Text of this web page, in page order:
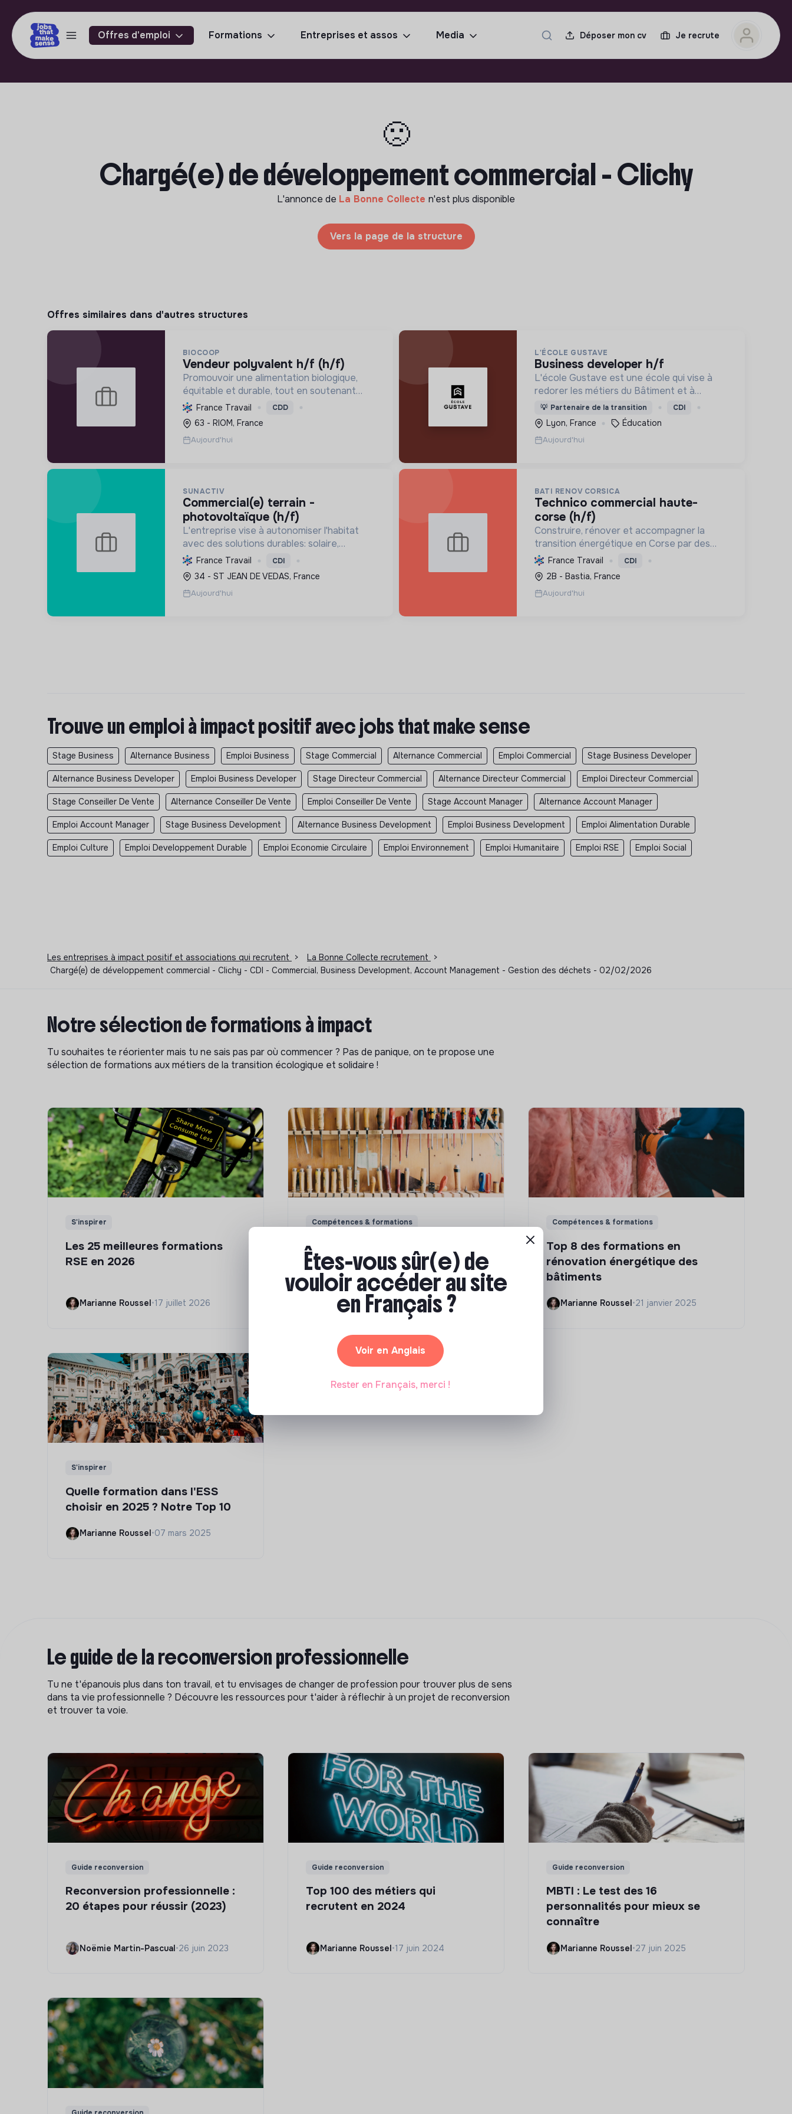
Offres d'emploi Formations Entreprises et assos Media Déposer mon cv Je recrute
🙁
Chargé(e) de développement commercial - Clichy
L'annonce de La Bonne Collecte n'est plus disponible
Vers la page de la structure
Offres similaires dans d'autres structures
BIOCOOP
vendeur polyvalent h/f (h/f)
Promouvoir une alimentation biologique,
équitable et durable, tout en soutenant
l'agriculture paysanne, en réduisant les
déchets et en agissant pour une société
plus juste et solidaire.
France Travail CDD
63 - RIOM, France
Aujourd'hui
L'ÉCOLE GUSTAVE
business developer h/f
L'école Gustave est une école qui vise à
redorer les métiers du Bâtiment et à
construire le monde de demain. Notre ESS
recrute ses apprenants en fonction de leur
motivation et non de leur diplôme.
💡 Partenaire de la transition CDI
Lyon, France Éducation
Aujourd'hui
SUNACTIV
commercial(e) terrain -
photovoltaïque (h/f)
L'entreprise vise à autonomiser l'habitat
avec des solutions durables: solaire,
pompes à chaleur, isolation, etc. Elle aide à
réduire l'empreinte carbone et les factures
énergétiques. Elle détient le ...
France Travail CDI
34 - ST JEAN DE VEDAS, France
Aujourd'hui
BATI RENOV CORSICA
technico commercial haute-
corse (h/f)
Construire, rénover et accompagner la
transition énergétique en Corse par des
solutions durables (solaire, isolation,
chauffage, etc.) et la location de matériel.
Labellisée RGE.
France Travail CDI
2B - Bastia, France
Aujourd'hui
Trouve un emploi à impact positif avec jobs that make sense
Stage Business Alternance Business Emploi Business Stage Commercial Alternance Commercial Emploi Commercial Stage Business Developer
Alternance Business Developer Emploi Business Developer Stage Directeur Commercial Alternance Directeur Commercial Emploi Directeur Commercial
Stage Conseiller De Vente Alternance Conseiller De Vente Emploi Conseiller De Vente Stage Account Manager Alternance Account Manager
Emploi Account Manager Stage Business Development Alternance Business Development Emploi Business Development Emploi Alimentation Durable
Emploi Culture Emploi Developpement Durable Emploi Economie Circulaire Emploi Environnement Emploi Humanitaire Emploi RSE Emploi Social
Les entreprises à impact positif et associations qui recrutent > La Bonne Collecte recrutement
>
Chargé(e) de développement commercial - Clichy - CDI - Commercial, Business Development, Account Management - Gestion des déchets - 02/02/2026
Notre sélection de formations à impact
Tu souhaites te réorienter mais tu ne sais pas par où commencer ? Pas de panique, on te propose une
sélection de formations aux métiers de la transition écologique et solidaire !
S'inspirer
Les 25 meilleures formations
RSE en 2026
Marianne Roussel•17 juillet 2026
Compétences & formations
Comment se former à la
transition écologique ?
Marianne Roussel• 09 janvier 2024
Compétences & formations
Top 8 des formations en
rénovation énergétique des
bâtiments
Marianne Roussel•21 janvier 2025
S'inspirer
Quelle formation dans l'ESS
choisir en 2025 ? Notre Top 10
Marianne Roussel•07 mars 2025
Le guide de la reconversion professionnelle
Tu ne t'épanouis plus dans ton travail, et tu envisages de changer de profession pour trouver plus de sens
dans ta vie professionnelle ? Découvre les ressources pour t'aider à réflechir à un projet de reconversion
et trouver ta voie.
Guide reconversion
Reconversion professionnelle :
20 étapes pour réussir (2023)
Noëmie Martin-Pascual•26 juin 2023
Guide reconversion
Top 100 des métiers qui
recrutent en 2024
Marianne Roussel•17 juin 2024
Guide reconversion
MBTI : Le test des 16
personnalités pour mieux se
connaître
Marianne Roussel•27 juin 2025
Êtes-vous sûr(e) de
vouloir accéder au site
en Français ?
Voir en Anglais
Rester en Français, merci !